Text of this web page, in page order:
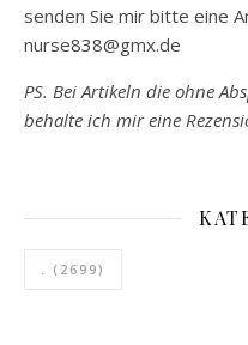
senden Sie mir bitte eine
nurse838@gmx.de
PS. Bei Artikeln die ohne
behalte ich mir eine
. (2699)